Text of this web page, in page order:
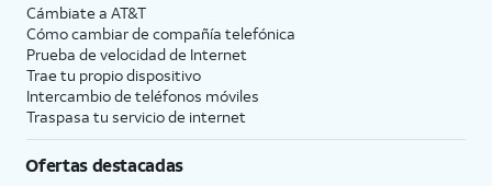
Cámbiate a AT&T
Cómo cambiar de compañía telefónica
Prueba de velocidad de Internet
Trae tu propio dispositivo
Intercambio de teléfonos móviles
Traspasa tu servicio de internet
Ofertas destacadas